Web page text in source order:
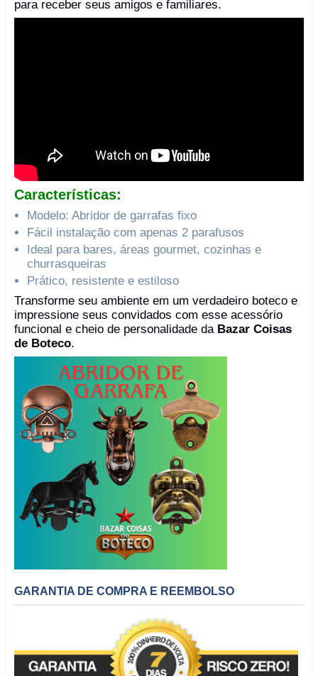
para receber seus amigos e familiares.
Características:
Modelo: Abridor de garrafas fixo
Fácil instalação com apenas 2 parafusos
Ideal para bares, áreas gourmet, cozinhas e
churrasqueiras
Prático, resistente e estiloso
Transforme seu ambiente em um verdadeiro boteco e
impressione seus convidados com esse acessório
funcional e cheio de personalidade da Bazar Coisas
de Boteco.
GARANTIA DE COMPRA E REEMBOLSO